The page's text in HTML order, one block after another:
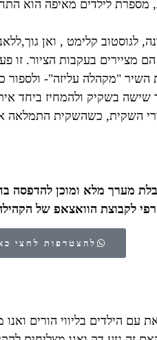
לילדים מאיפה הוא
לגוסטוב קלימט , ואן
מציירים בעקבות הציור.
"מקהלה עליזה"- ולספור
בשקיק ולהמחיז ביחד
השקית, כשהשקית
מערך מלא ומוכן להדפסה
לקבוצת הוואצאפ של
להצטרפות לחצי
הילדים בליווי הורים